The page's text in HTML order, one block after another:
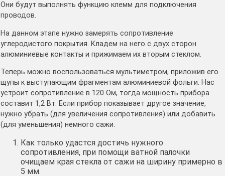
Они будут выполнять функцию клемм для подключения
проводов.
На данном этапе нужно замерять сопротивление
углеродистого покрытия. Кладем на него с двух сторон
алюминиевые контакты и прижимаем их вторым стеклом.
Теперь можно воспользоваться мультиметром, приложив его
щупы к выступающим фрагментам алюминиевой фольги. Нас
устроит сопротивление в 120 Ом, тогда мощность прибора
составит 1,2 Вт. Если прибор показывает другое значение,
нужно убрать (для увеличения сопротивления) или добавить
(для уменьшения) немного сажи.
Как только удастся достичь нужного
сопротивления, при помощи ватной палочки
очищаем края стекла от сажи на ширину примерно в
5 мм.